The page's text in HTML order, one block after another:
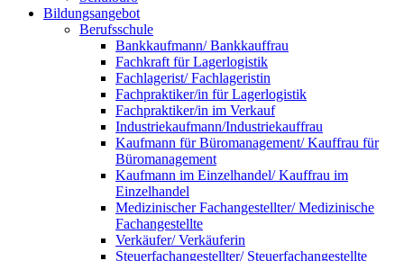
Bildungsangebot
Berufsschule
Bankkaufmann/ Bankkauffrau
Fachkraft für Lagerlogistik
Fachlagerist/ Fachlageristin
Fachpraktiker/in für Lagerlogistik
Fachpraktiker/in im Verkauf
Industriekaufmann/Industriekauffrau
Kaufmann für Büromanagement/ Kauffrau für
Büromanagement
Kaufmann im Einzelhandel/ Kauffrau im
Einzelhandel
Medizinischer Fachangestellter/ Medizinische
Fachangestellte
Verkäufer/ Verkäuferin
Steuerfachangestellter/ Steuerfachangestellte